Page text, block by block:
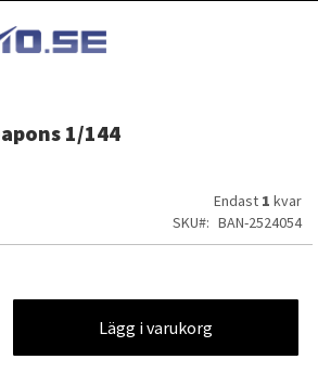
1/144
Endast 1 kvar
SKU
BAN-2524054
Lägg i varukorg